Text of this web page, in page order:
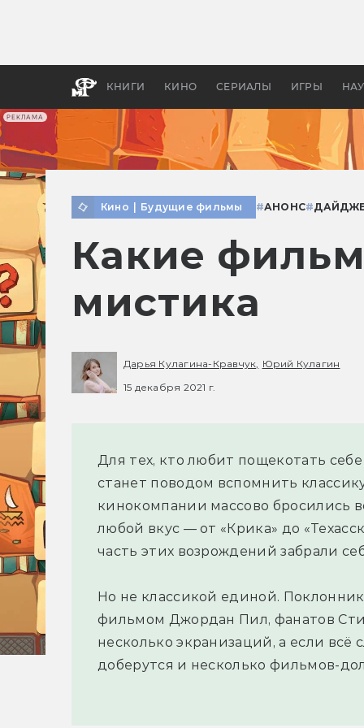
РЕКЛАМА
КНИГИ КИНО СЕРИАЛЫ ИГРЫ
бы
Кино Будущие фильмы #АНОНС#
Какие
мистика
Дарья Кулагина-Кравчук, Юрий Кулагин
15 декабря 2021 г.
Для тех, кто любит пощекотать
станет поводом вспомнить
кинокомпании массово бросились
любой вкус — от «Крика» до
часть этих возрождений забрали
Но не классикой единой.
фильмом Джордан Пил, фанатов
несколько экранизаций, а если всё
доберутся и несколько фильмов-